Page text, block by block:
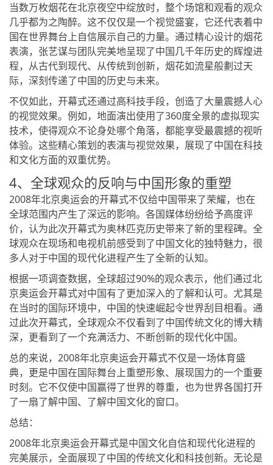
当数万枚烟花在北京夜空中绽放时，整个场馆和观看的观众
几乎都为之陶醉。这不仅仅是一个视觉盛宴，它还代表着中
国在世界舞台上自信展示自己的力量。通过精心设计的烟花
表演，张艺谋与团队完美地呈现了中国几千年历史的辉煌进
程，从古代到现代、从传统到创新，烟花如流星般劃过天
际，深刻传递了中国的历史与未来。
不仅如此，开幕式还通过高科技手段，创造了大量震撼人心
的视觉效果。例如，地面演出使用了360度全景的虚拟现实
技术，使得观众不论身处哪个角落，都能享受最震撼的视听
体验。这些精心策划的表演与视觉效果，展现了中国在科技
和文化方面的双重优势。
4、全球观众的反响与中国形象的重塑
2008年北京奥运会的开幕式不仅给中国带来了荣耀，也在
全球范围内产生了深远的影响。各国媒体纷纷给予高度评
价，认为此次开幕式为奥林匹克历史带来了新的里程碑。全
球观众在现场和电视机前感受到了中国文化的独特魅力，很
多人对于中国的现代化进程产生了全新的认知。
根据一项调查数据，全球超过90%的观众表示，他们通过北
京奥运会开幕式对中国有了更加深入的了解和认可。尤其是
在当时的国际环境中，中国的快速崛起令世界刮目相看。通
过此次开幕式，全球观众不仅看到了中国传统文化的博大精
深，更看到了一个充满活力、不断创新的现代化中国。
总的来说，2008年北京奥运会开幕式不仅是一场体育盛
典，更是中国在国际舞台上重塑形象、展现国力的一个重要
时刻。它不仅使中国赢得了世界的尊重，也为世界各国打开
了一扇了解中国、了解中国文化的窗口。
总结：
2008年北京奥运会开幕式是中国文化自信和现代化进程的
完美展示，全面展现了中国的传统文化和科技创新。无论是